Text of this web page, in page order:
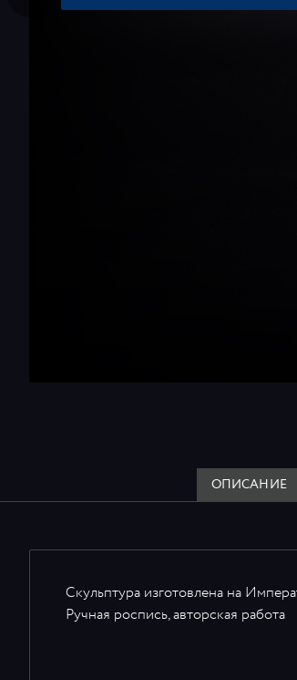
ОПИСАНИЕ
Скульптура изготовлена на
Ручная роспись, авторская работа